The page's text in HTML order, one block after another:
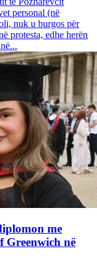
personal (në
nuk u burgos për
protesta, edhe herën
me
Greenwich në